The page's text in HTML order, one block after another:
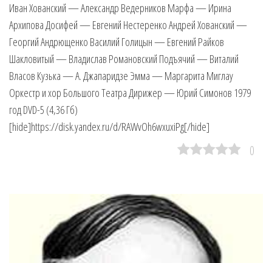
Иван Хованский — Александр Ведерников Марфа — Ирина
Архипова Досифей — Евгений Нестеренко Андрей Хованский —
Георгий Андрющенко Василий Голицын — Евгений Райков
Шакловитый — Владислав Романовский Подъячий — Виталий
Власов Кузька — А. Джапаридзе Эмма — Маргарита Миглау
Оркестр и хор Большого Театра Дирижер — Юрий Симонов 1979
год DVD-5 (4,36 Гб)
[hide]https://disk.yandex.ru/d/RAWvOh6wxuxiPg[/hide]
0